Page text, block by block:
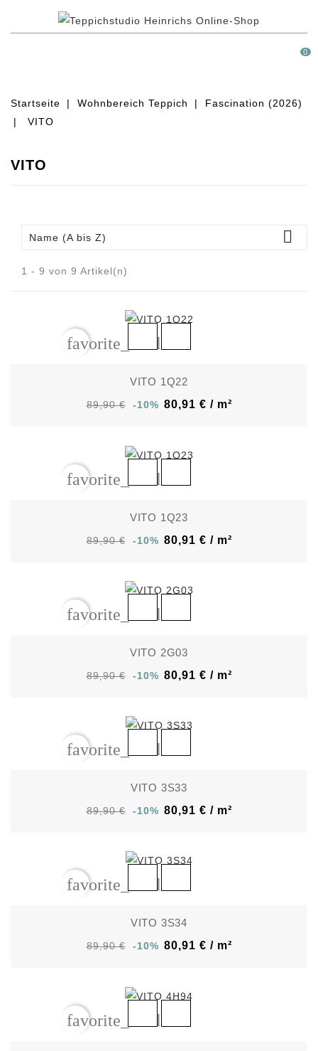
0
Startseite Wohnbereich Teppich
Fascination (2026)
VITO
VITO
Name (A bis Z) 
1 - 9 von 9 Artikel(n)
favorite_border
VITO 1Q22
89,90 € -10% 80,91 € / m²
favorite_border
VITO 1Q23
89,90 € -10% 80,91 € / m²
favorite_border
VITO 2G03
89,90 € -10% 80,91 € / m²
favorite_border
VITO 3S33
89,90 € -10% 80,91 € / m²
favorite_border
VITO 3S34
89,90 € -10% 80,91 € / m²
favorite_border